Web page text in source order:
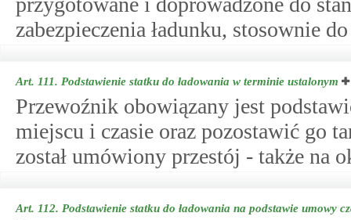
zabezpieczenia ładunku, stosownie
Art. 111. Podstawienie statku do ładowania w terminie ustalonym
Przewoźnik obowiązany jest
miejscu i czasie oraz pozostawić go
został umówiony przestój - także na
Art. 112. Podstawienie statku do ładowania na podstawie umowy